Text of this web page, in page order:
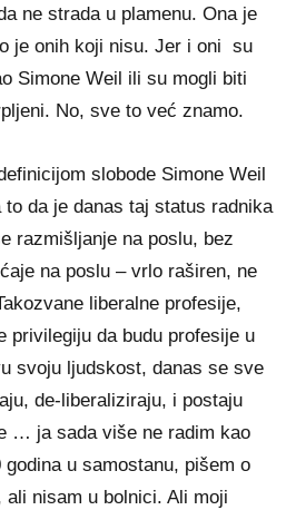
ne strada u plamenu. Ona je
je onih koji nisu. Jer i oni su
Simone Weil ili su mogli biti
No, sve to već znamo.
slobode Simone Weil
to da je danas taj status radnika
razmišljanje na poslu, bez
na poslu – vrlo raširen, ne
liberalne profesije,
privilegiju da budu profesije u
svoju ljudskost, danas se sve
de-liberaliziraju, i postaju
… ja sada više ne radim kao
u samostanu, pišem o
nisam u bolnici. Ali moji